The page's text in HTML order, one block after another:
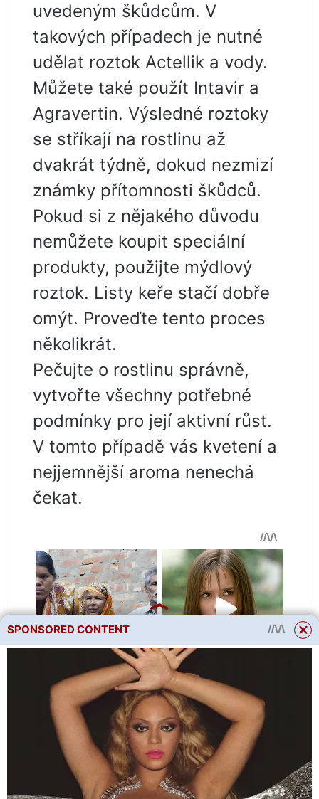
uvedeným škůdcům. V
takových případech je nutné
udělat roztok Actellik a vody.
Můžete také použít Intavir a
Agravertin. Výsledné roztoky
se stříkají na rostlinu až
dvakrát týdně, dokud nezmizí
známky přítomnosti škůdců.
Pokud si z nějakého důvodu
nemůžete koupit speciální
produkty, použijte mýdlový
roztok. Listy keře stačí dobře
omýt. Proveďte tento proces
několikrát.
Pečujte o rostlinu správně,
vytvořte všechny potřebné
podmínky pro její aktivní růst.
V tomto případě vás kvetení a
nejjemnější aroma nenechá
čekat.
SPONSORED CONTENT